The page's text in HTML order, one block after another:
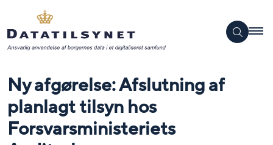
Ny afgørelse: Afslutning af
planlagt tilsyn hos
Forsvarsministeriets